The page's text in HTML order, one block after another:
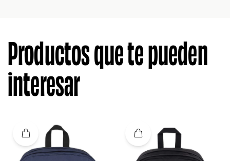
Productos que te pueden
interesar